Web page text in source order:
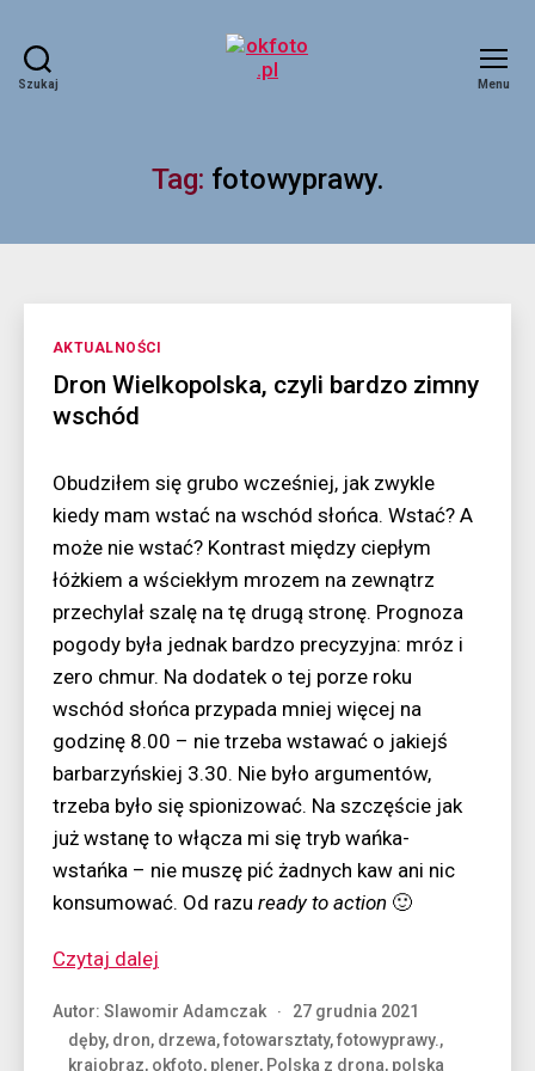
Szukaj Menu
Tag: fotowyprawy.
Kategorie
AKTUALNOŚCI
Dron Wielkopolska, czyli bardzo zimny
wschód
Obudziłem się grubo wcześniej, jak zwykle
kiedy mam wstać na wschód słońca. Wstać? A
może nie wstać? Kontrast między ciepłym
łóżkiem a wściekłym mrozem na zewnątrz
przechylał szalę na tę drugą stronę. Prognoza
pogody była jednak bardzo precyzyjna: mróz i
zero chmur. Na dodatek o tej porze roku
wschód słońca przypada mniej więcej na
godzinę 8.00 – nie trzeba wstawać o jakiejś
barbarzyńskiej 3.30. Nie było argumentów,
trzeba było się spionizować. Na szczęście jak
już wstanę to włącza mi się tryb wańka-
wstańka – nie muszę pić żadnych kaw ani nic
konsumować. Od razu ready to action 🙂
Czytaj dalej
czyli
bardzo
Autor: Slawomir Adamczak
27 grudnia 2021
dęby, dron, drzewa,fotowarsztaty,fotowyprawy.,
krajobraz, okfoto, plener, Polska z drona, polska